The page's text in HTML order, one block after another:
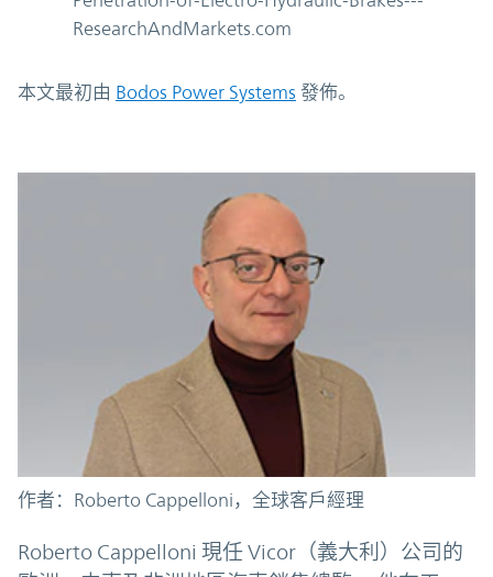
ResearchAndMarkets.com
本文最初由 Bodos Power Systems 發佈。
Roberto Cappelloni 現任 Vicor（義大利）公司的
作者：Roberto Cappelloni，全球客戶經理